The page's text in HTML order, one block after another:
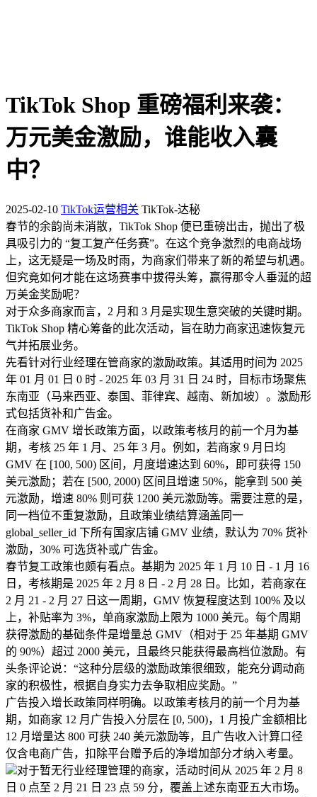
TikTok Shop 重磅福利来袭：
万元美金激励，谁能收入囊
中？
2025-02-10 TikTok运营相关 TikTok-达秘
春节的余韵尚未消散，TikTok Shop 便已重磅出击，抛出了极
具吸引力的 “复工复产任务赛”。在这个竞争激烈的电商战场
上，这无疑是一场及时雨，为商家们带来了新的希望与机遇。
但究竟如何才能在这场赛事中拔得头筹，赢得那令人垂涎的超
万美金奖励呢？
对于众多商家而言，2 月和 3 月是实现生意突破的关键时期。
TikTok Shop 精心筹备的此次活动，旨在助力商家迅速恢复元
气并拓展业务。
先看针对行业经理在管商家的激励政策。其适用时间为 2025
年 01 月 01 日 0 时 - 2025 年 03 月 31 日 24 时，目标市场聚焦
东南亚（马来西亚、泰国、菲律宾、越南、新加坡）。激励形
式包括货补和广告金。
在商家 GMV 增长政策方面，以政策考核月的前一个月为基
期，考核 25 年 1 月、25 年 3 月。例如，若商家 9 月日均
GMV 在 [100, 500) 区间，月度增速达到 60%，即可获得 150
美元激励；若在 [500, 2000) 区间且增速 50%，能拿到 500 美
元激励，增速 80% 则可获 1200 美元激励等。需要注意的是，
同一档位不重复激励，且政策业绩结算涵盖同一
global_seller_id 下所有国家店铺 GMV 业绩，默认为 70% 货补
激励，30% 可选货补或广告金。
春节复工政策也颇有看点。基期为 2025 年 1 月 10 日 - 1 月 16
日，考核期是 2025 年 2 月 8 日 - 2 月 28 日。比如，若商家在
2 月 21 - 2 月 27 日这一周期，GMV 恢复程度达到 100% 及以
上，补贴率为 3%，单商家激励上限为 1000 美元。每个周期
获得激励的基础条件是增量总 GMV（相对于 25 年基期 GMV
的 90%）超过 2000 美元，且最终只能获得最高档位激励。有
头条评论说：“这种分层级的激励政策很细致，能充分调动商
家的积极性，根据自身实力去争取相应奖励。”
广告投入增长政策同样明确。以政策考核月的前一个月为基
期，如商家 12 月广告投入分层在 [0, 500)，1 月投广金额相比
12 月增量达 800 可获 240 美元激励等，且广告收入计算口径
仅含电商广告，扣除平台赠予后的净增加部分才纳入考量。
对于暂无行业经理管理的商家，活动时间从 2025 年 2 月 8
日 0 点至 2 月 21 日 23 点 59 分，覆盖上述东南亚五大市场。